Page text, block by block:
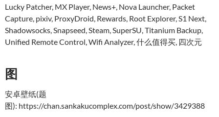
Lucky Patcher, MX Player, News+, Nova Launcher, Packet
Capture, pixiv, ProxyDroid, Rewards, Root Explorer, S1 Next,
Shadowsocks, Snapseed, Steam, SuperSU, Titanium Backup,
Unified Remote Control, Wifi Analyzer, 什么值得买, 四次元
图
安卓壁纸(题
图): https://chan.sankakucomplex.com/post/show/3429388